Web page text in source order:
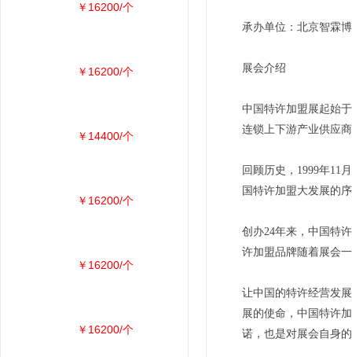
承办单位：北京智霖
展会介绍
中国特许加盟展起始
连锁上下游产业供应
回顾历史，1999年11
国特许加盟大发展的
创办24年来，中国特
许加盟品牌随着展会
让中国的特许经营发
展的使命，中国特许
诺，也是对展会自身
￥16200/个
￥16200/个
￥14400/个
￥16200/个
￥16200/个
￥16200/个